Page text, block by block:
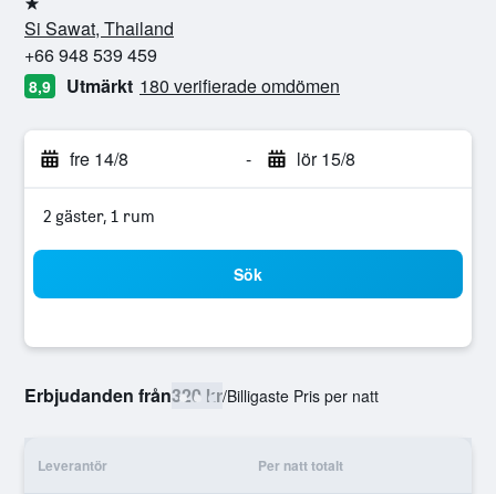
1 stjärna
Si Sawat, Thailand
+66 948 539 459
8,9 Utmärkt 180 verifierade omdömen
fre 14/8 - lör 15/8
2 gäster, 1 rum
Sök
Erbjudanden från320 kr/Billigaste Pris per natt
Leverantör Per natt totalt